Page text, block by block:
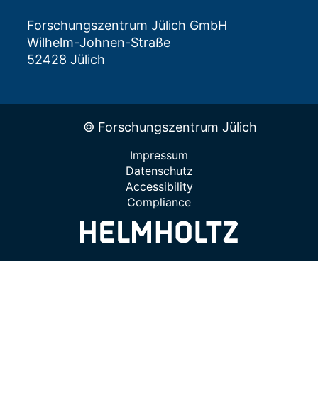
Forschungszentrum Jülich GmbH
Wilhelm-Johnen-Straße
52428 Jülich
© Forschungszentrum Jülich
Impressum
Datenschutz
Accessibility
Compliance